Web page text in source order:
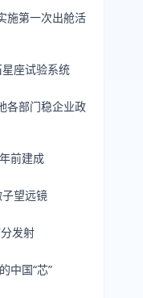
施第一次出舱活
座试验系统
各部门稳企业政
前建成
望远镜
发射
中国“芯”